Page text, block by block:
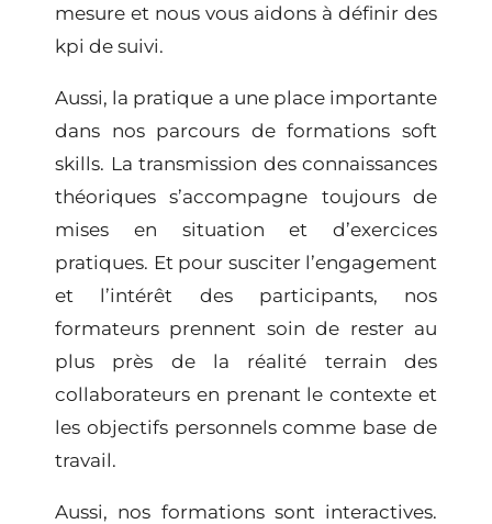
mesure et nous vous aidons à définir des
kpi de suivi.
Aussi, la pratique a une place importante
dans nos parcours de formations soft
skills. La transmission des connaissances
théoriques s’accompagne toujours de
mises en situation et d’exercices
pratiques. Et pour susciter l’engagement
et l’intérêt des participants, nos
formateurs prennent soin de rester au
plus près de la réalité terrain des
collaborateurs en prenant le contexte et
les objectifs personnelscomme base de
travail.
Aussi, nos formations sont interactives.